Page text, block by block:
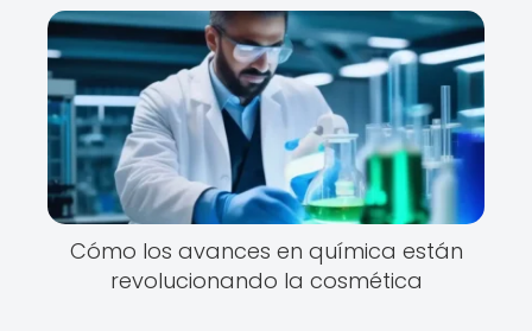
Cómo los avances en química están
revolucionando la cosmética